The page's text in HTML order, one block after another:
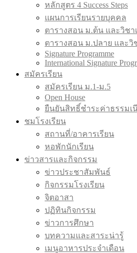
หลักสูตร 4 Success Steps
แผนการเรียนรายบุคคล
ตารางสอน ม.ต้น และวิชา
ตารางสอน ม.ปลาย และวิ
Signature Programme
International Signature
สมัครเรียน
สมัครเรียน ม.1-ม.5
Open House
ยืนยันสิทธิ์ชำระค่าธรรมเ
ชมโรงเรียน
สถานที่/อาคารเรียน
หอพักนักเรียน
ข่าวสารและกิจกรรม
ข่าวประชาสัมพันธ์
กิจกรรมโรงเรียน
จิตอาสา
ปฏิทินกิจกรรม
ข่าวการศึกษา
บทความและสาระน่ารู้
เมนูอาหารประจำเดือน